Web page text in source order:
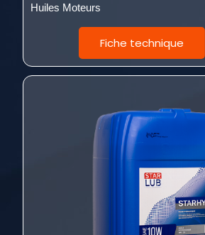
Huiles Moteurs
Fiche technique